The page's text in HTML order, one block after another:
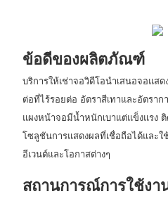
ข้อดีของผลิตภัณฑ์
บริการให้เช่าจอวิดีโอนำเสนอจอแส
ต่อที่ไร้รอยต่อ อัตราสีเทาและอัตรา
แผงหน้าจอมีน้ำหนักเบาแต่แข็งแรง
โซลูชันการแสดงผลที่เชื่อถือได้และใ
อีเวนต์และโอกาสต่างๆ
สถานการณ์การใช้งา